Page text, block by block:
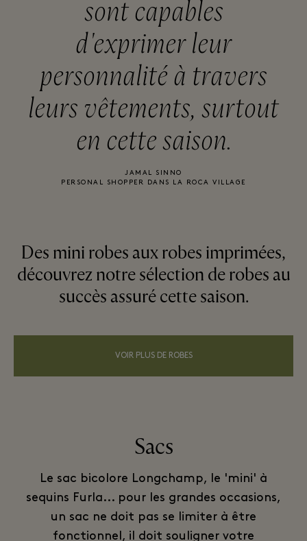
sont capables
d'exprimer leur
personnalité à travers
leurs vêtements, surtout
en cette saison.
JAMAL SINNO
PERSONAL SHOPPER DANS LA ROCA VILLAGE
Des mini robes aux robes imprimées,
découvrez notre sélection de robes au
succès assuré cette saison.
VOIR PLUS DE ROBES
Sacs
Le sac bicolore Longchamp, le 'mini' à
sequins Furla... pour les grandes occasions,
un sac ne doit pas se limiter à être
fonctionnel, il doit souligner votre